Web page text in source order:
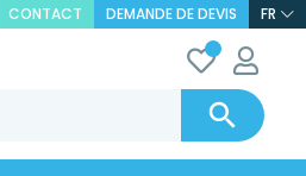
CONTACT DEMANDE DE DEVIS FR
